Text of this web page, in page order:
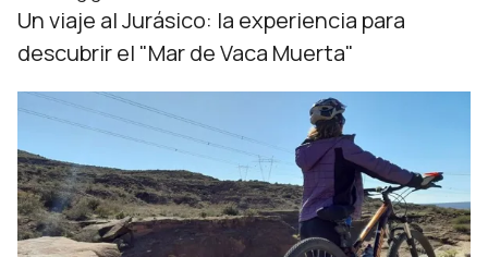
Un viaje al Jurásico: la experiencia para
descubrir el "Mar de Vaca Muerta"